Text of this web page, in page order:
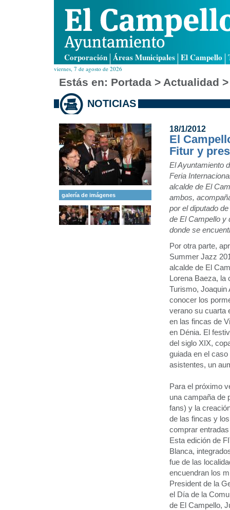
Corporación Áreas Municipales El Campello
viernes, 7 de agosto de 2026
Estás en: Portada > Actualidad
NOTICIAS
galería de imágenes
18/1/2012
El
Fitur y
El Ayuntamiento
Feria
alcalde de El
ambos,
por el diputado
de El Campello y
donde se
Por otra parte,
Summer Jazz
alcalde de El
Lorena Baeza, la
Turismo, Joaquin
conocer los
verano su cuarta
en las fincas de
en Dénia. El
del siglo XIX,
guiada en el
asistentes, un
Para el próximo
una campaña de
fans) y la
de las fincas y
comprar
Esta edición de
Blanca,
fue de las
encuendran los
President de la
el Día de la
de El Campello,